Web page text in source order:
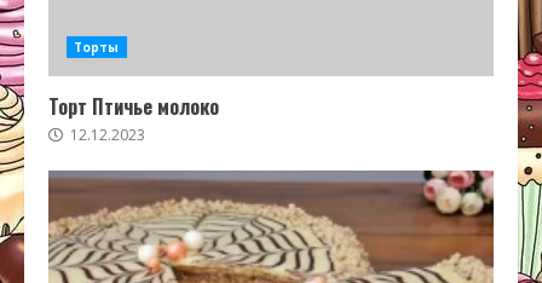
Торты
Торт Птичье молоко
12.12.2023